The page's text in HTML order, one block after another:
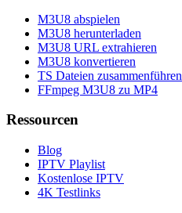
M3U8 abspielen
M3U8 herunterladen
M3U8 URL extrahieren
M3U8 konvertieren
TS Dateien zusammenführen
FFmpeg M3U8 zu MP4
Ressourcen
Blog
IPTV Playlist
Kostenlose IPTV
4K Testlinks